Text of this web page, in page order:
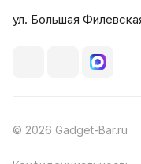
ул. Большая
© 2026 Gadget-Bar.ru